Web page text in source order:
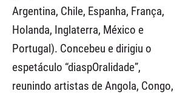
Argentina, Chile, Espanha, França,
Holanda, Inglaterra, México e
Portugal). Concebeu e dirigiu o
espetáculo “diaspOralidade”,
reunindo artistas de Angola, Congo,